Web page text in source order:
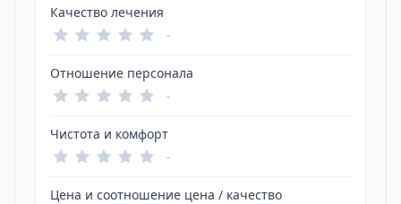
Качество лечения
-
Отношение персонала
-
Чистота и комфорт
-
Цена и соотношение цена / качество